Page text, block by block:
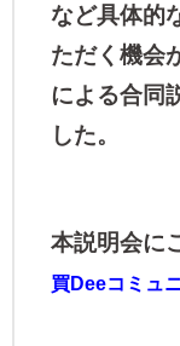
など具体的
ただく機会
による合同
した。
本説明会に
買Deeコミュ